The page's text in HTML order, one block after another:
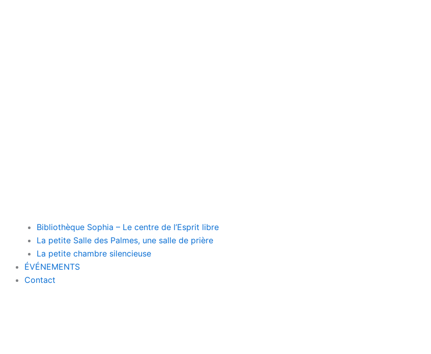
Bibliothèque Sophia – Le centre de l’Esprit libre
La petite Salle des Palmes, une salle de prière
La petite chambre silencieuse
ÉVÉNEMENTS
Contact